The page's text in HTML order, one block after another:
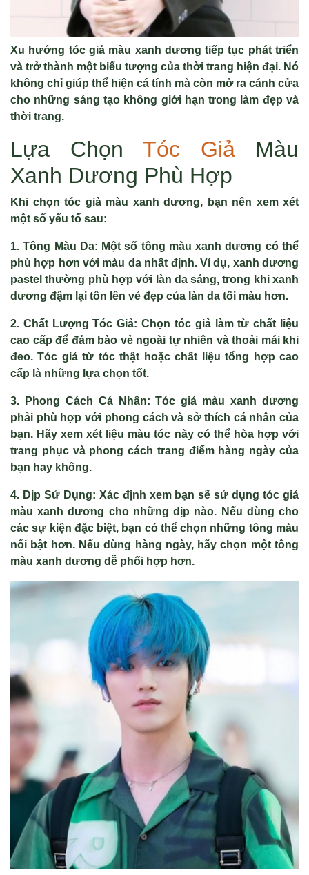
Xu hướng tóc giả màu xanh dương tiếp tục phát triển
và trở thành một biểu tượng của thời trang hiện đại. Nó
không chỉ giúp thể hiện cá tính mà còn mở ra cánh cửa
cho những sáng tạo không giới hạn trong làm đẹp và
thời trang.
Lựa Chọn Tóc GiảMàu
Xanh Dương Phù Hợp
Khi chọn tóc giả màu xanh dương, bạn nên xem xét
một số yếu tố sau:
1. Tông Màu Da: Một số tông màu xanh dương có thể
phù hợp hơn với màu da nhất định. Ví dụ, xanh dương
pastel thường phù hợp với làn da sáng, trong khi xanh
dương đậm lại tôn lên vẻ đẹp của làn da tối màu hơn.
2. Chất Lượng Tóc Giả: Chọn tóc giả làm từ chất liệu
cao cấp để đảm bảo vẻ ngoài tự nhiên và thoải mái khi
đeo. Tóc giả từ tóc thật hoặc chất liệu tổng hợp cao
cấp là những lựa chọn tốt.
3. Phong Cách Cá Nhân: Tóc giả màu xanh dương
phải phù hợp với phong cách và sở thích cá nhân của
bạn. Hãy xem xét liệu màu tóc này có thể hòa hợp với
trang phục và phong cách trang điểm hàng ngày của
bạn hay không.
4. Dịp Sử Dụng: Xác định xem bạn sẽ sử dụng tóc giả
màu xanh dương cho những dịp nào. Nếu dùng cho
các sự kiện đặc biệt, bạn có thể chọn những tông màu
nổi bật hơn. Nếu dùng hàng ngày, hãy chọn một tông
màu xanh dương dễ phối hợp hơn.